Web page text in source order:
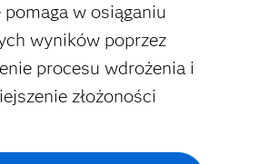
pomaga w osiąganiu
wyników poprzez
procesu wdrożenia i
złożoności